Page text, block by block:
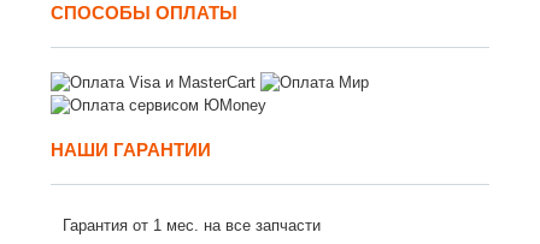
СПОСОБЫ ОПЛАТЫ
НАШИ ГАРАНТИИ
Гарантия от 1 мес. на все запчасти